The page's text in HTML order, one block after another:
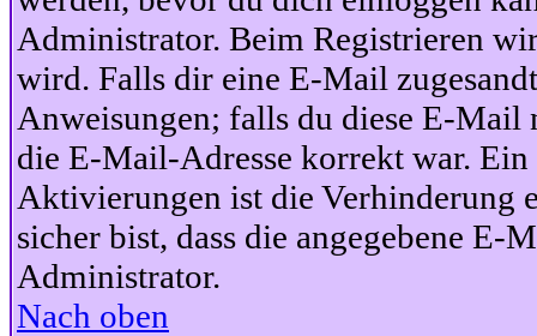
Administrator. Beim Registrieren
wird. Falls dir eine E-Mail
Anweisungen; falls du diese E-Mail
die E-Mail-Adresse korrekt war.
Aktivierungen ist die Verhinderung
sicher bist, dass die angegebene
Administrator.
Nach oben